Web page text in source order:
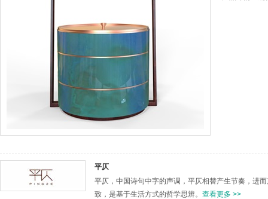
平仄
平仄，中国诗句中字的声调，平仄相替产生节奏，进
致，是基于生活方式的哲学思辨。 查看更多 >>